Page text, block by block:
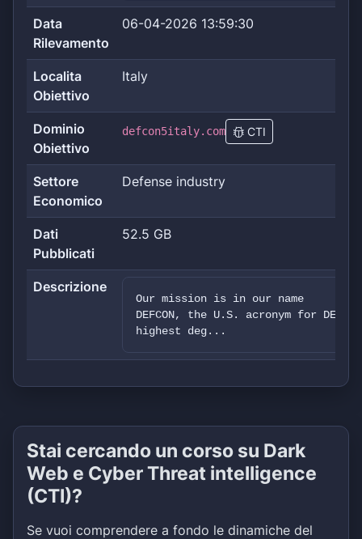
Data
Rilevamento
06-04-2026 13:59:30
Localita
Obiettivo
Italy
Dominio
Obiettivo
defcon5italy.com CTI
Settore
Economico
Defense industry
Dati
Pubblicati
52.5 GB
Descrizione
Our mission is in our name
DEFCON, the U.S. acronym for
highest deg...
Stai cercando un corso su Dark
Web e Cyber Threat intelligence
(CTI)?
Se vuoi comprendere a fondo le dinamiche del